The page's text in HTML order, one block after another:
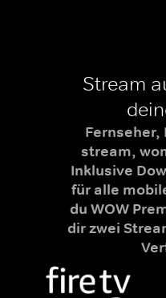
Stream
Fernseher,
stream,
Inklusive
für alle
du WOW
dir zwei